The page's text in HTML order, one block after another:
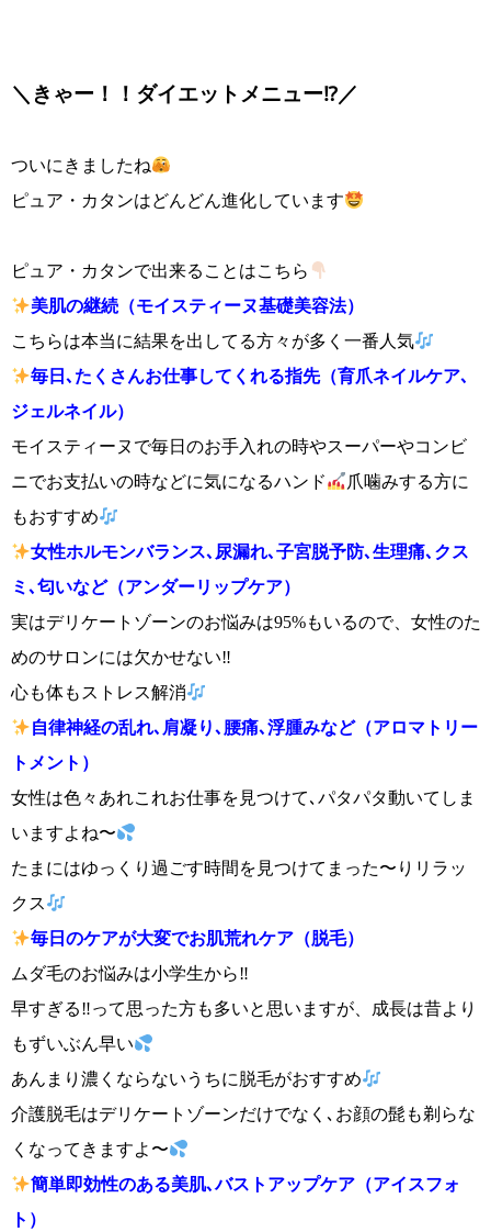
＼きゃー！！ ダイエットメニュー⁉／
ついにきましたね
ピュア・カタンはどんどん進化しています
ピュア・カタンで出来ることはこちら
美肌の継続 （モイスティーヌ基礎美容法）
こちらは本当に結果を出してる方々が多く一番人気
毎日､たくさんお仕事してくれる指先（育爪ネイルケア､
ジェルネイル）
モイスティーヌで毎日のお手入れの時やスーパーやコンビ
ニでお支払いの時などに気になるハンド
爪噛みする方に
もおすすめ
女性ホルモンバランス､尿漏れ､子宮脱予防､生理痛､クス
ミ､匂いなど（アンダーリップケア）
実はデリケートゾーンのお悩みは95%もいるので、女性のた
めのサロンには欠かせない‼︎
心も体もストレス解消
自律神経の乱れ､肩凝り､腰痛､浮腫みなど（アロマトリー
トメント）
女性は色々あれこれお仕事を見つけて､パタパタ動いてしま
いますよね〜
たまにはゆっくり過ごす時間を見つけてまった〜りリラッ
クス
毎日のケアが大変でお肌荒れケア（脱毛）
ムダ毛のお悩みは小学生から‼︎
早すぎる‼︎って思った方も多いと思いますが、成長は昔より
もずいぶん早い
あんまり濃くならないうちに脱毛がおすすめ
介護脱毛はデリケートゾーンだけでなく､お顔の髭も剃らな
くなってきますよ〜
簡単即効性のある美肌､バストアップケア（アイスフォ
ト）